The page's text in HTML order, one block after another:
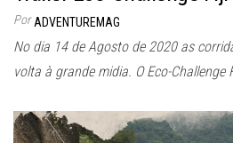
Por ADVENTUREMAG
No dia 14 de Agosto de 2020 as
volta à grande midia. O Eco-Challenge